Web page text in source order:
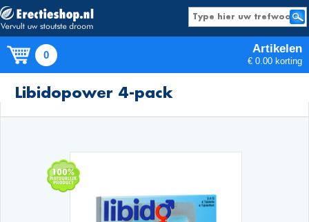
0 Artikelen
€ 0.00 korting
Producten
Libidopower 4-pack